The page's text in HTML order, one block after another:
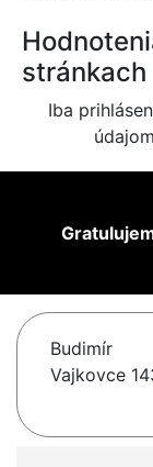
stránkach
Iba
Budimír
Vajkovce